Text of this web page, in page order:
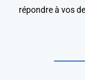
répondre à vos